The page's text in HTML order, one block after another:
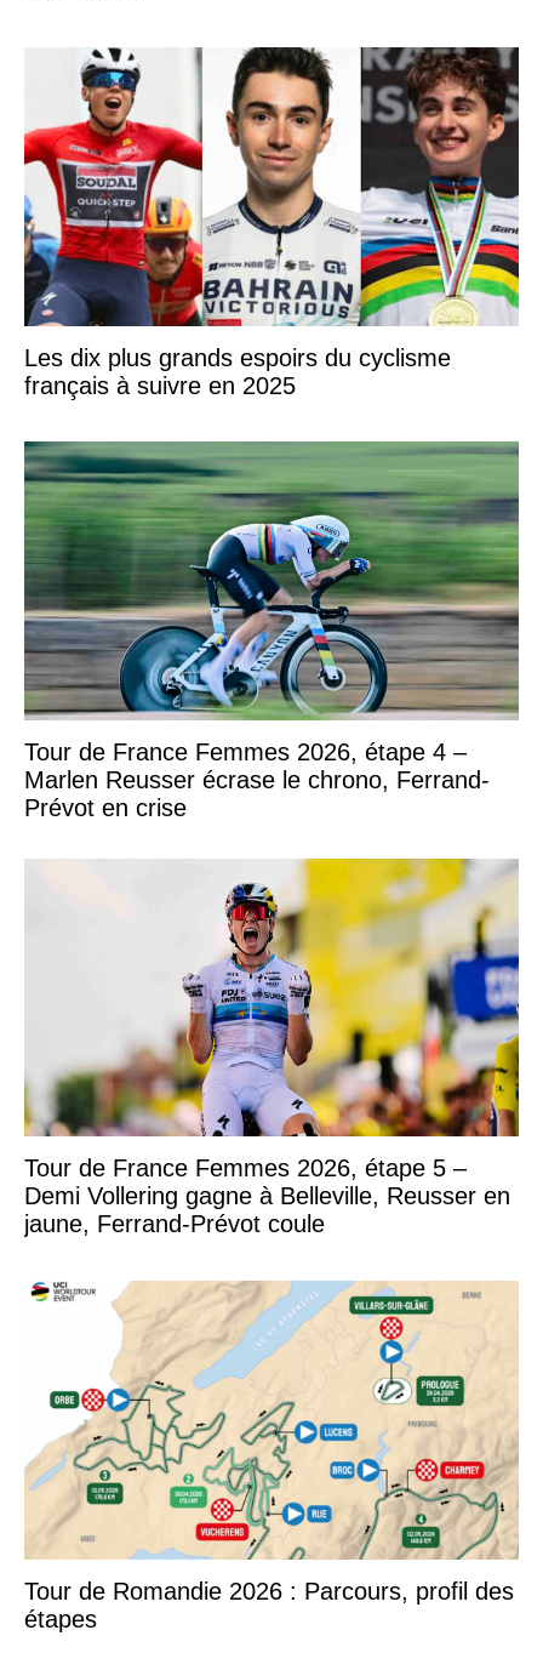
Les dix plus grands espoirs du cyclisme
français à suivre en 2025
Tour de France Femmes 2026, étape 4 –
Marlen Reusser écrase le chrono, Ferrand-
Prévot en crise
Tour de France Femmes 2026, étape 5 –
Demi Vollering gagne à Belleville, Reusser en
jaune, Ferrand-Prévot coule
Tour de Romandie 2026 : Parcours, profil des
étapes